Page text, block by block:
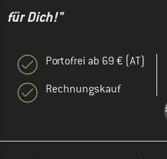
für Dich!"
Portofrei ab 69 € (AT)
Rechnungskauf